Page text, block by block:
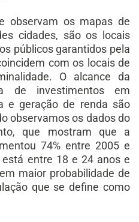
observam os mapas de
cidades, são os locais
públicos garantidos pela
com os locais de
O alcance da
de investimentos em
e geração de renda são
observamos os dados do
que mostram que a
74% entre 2005 e
entre 18 e 24 anos e
maior probabilidade de
que se define como